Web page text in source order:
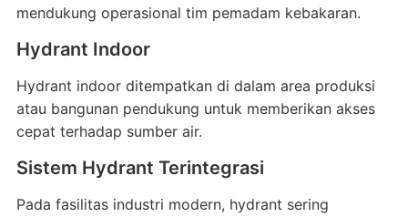
mendukung operasional tim pemadam kebakaran.
Hydrant Indoor
Hydrant indoor ditempatkan di dalam area produksi
atau bangunan pendukung untuk memberikan akses
cepat terhadap sumber air.
Sistem Hydrant Terintegrasi
Pada fasilitas industri modern, hydrant sering